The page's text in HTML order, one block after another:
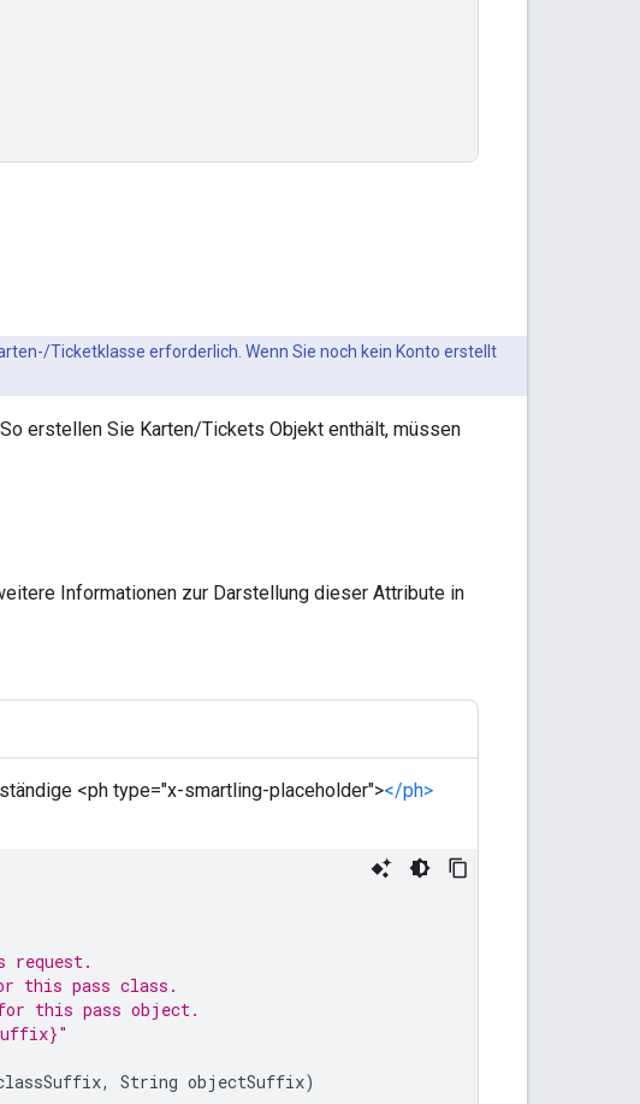
Ticketklasse erforderlich. Wenn Sie noch kein Konto erstellt
erstellen Sie Karten/Tickets Objekt enthält, müssen
Informationen zur Darstellung dieser Attribute in
<ph type="x-smartling-placeholder"></ph>
request.
this pass class.
for this pass object.
, String objectSuffix)